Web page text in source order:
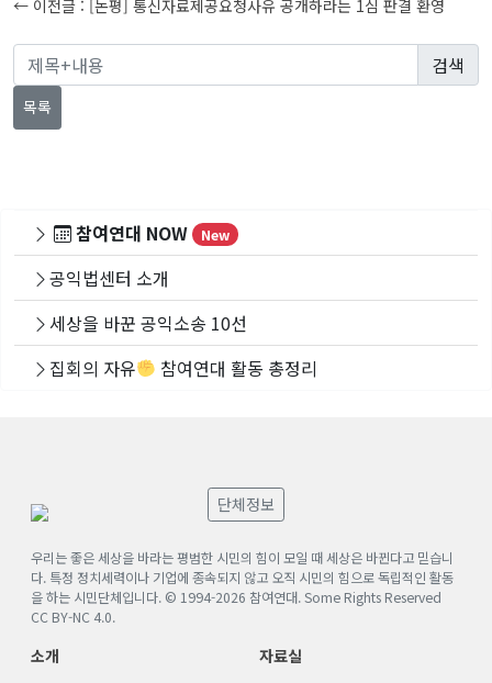
탐
색
← 이전글 : [논평] 통신자료제공요청사유 공개하라는 1심 판결 환영
목록
참여연대 NOW New
공익법센터 소개
세상을 바꾼 공익소송 10선
집회의 자유
참여연대 활동 총정리
단체정보
우리는 좋은 세상을 바라는 평범한 시민의 힘이 모일 때 세상은 바뀐다고 믿습니
다. 특정 정치세력이나 기업에 종속되지 않고 오직 시민의 힘으로 독립적인 활동
을 하는 시민단체입니다. © 1994-2026 참여연대. Some Rights Reserved
CC BY-NC 4.0.
소개
자료실